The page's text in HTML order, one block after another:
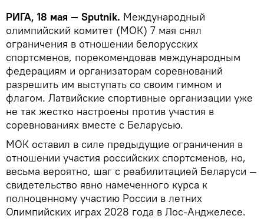
РИГА, 18 мая — Sputnik. Международный
олимпийский комитет (МОК) 7 мая снял
ограничения в отношении белорусских
спортсменов, порекомендовав международным
федерациям и организаторам соревнований
разрешить им выступать со своим гимном и
флагом. Латвийские спортивные организации уже
не так жестко настроены против участия в
соревнованиях вместе с Беларусью.
МОК оставил в силе предыдущие ограничения в
отношении участия российских спортсменов, но,
весьма вероятно, шаг с реабилитацией Беларуси —
свидетельство явно намеченного курса к
полноценному участию России в летних
Олимпийских играх 2028 года в Лос-Анджелесе.